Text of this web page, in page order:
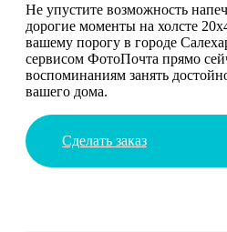
Не упустите возможность
дорогие моменты на холсте
вашему порогу в городе
сервисом ФотоПочта прямо
воспоминаниям занять
вашего дома.
Сделать заказ